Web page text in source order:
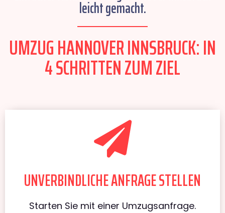
leicht gemacht.
UMZUG HANNOVER INNSBRUCK: IN
4 SCHRITTEN ZUM ZIEL
UNVERBINDLICHE ANFRAGE STELLEN
Starten Sie mit einer Umzugsanfrage.